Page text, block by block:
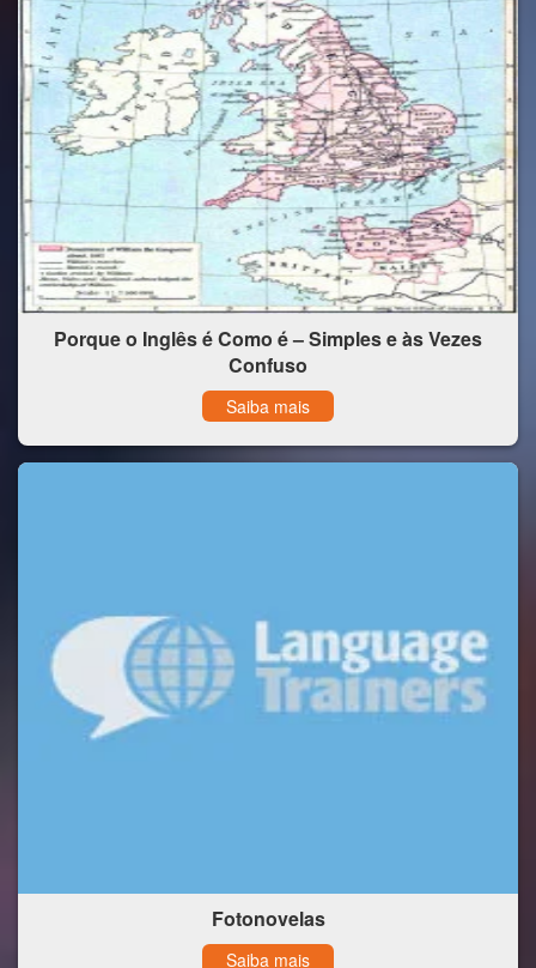
Porque o Inglês é Como é – Simples e às Vezes
Confuso
Saiba mais
Fotonovelas
Saiba mais